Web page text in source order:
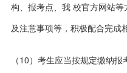
构、报考点、我 校官方网站
及注意事项等，积极配合完成
（10）考生应当按规定缴纳报